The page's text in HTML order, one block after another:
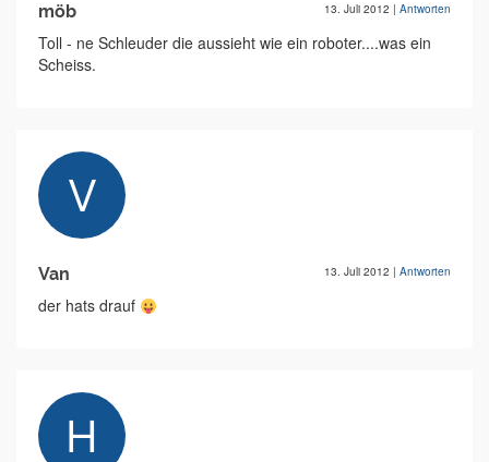
möb 13. Juli 2012 | Antworten
Toll - ne Schleuder die aussieht wie ein roboter....was ein
Scheiss.
Van 13. Juli 2012 | Antworten
der hats drauf